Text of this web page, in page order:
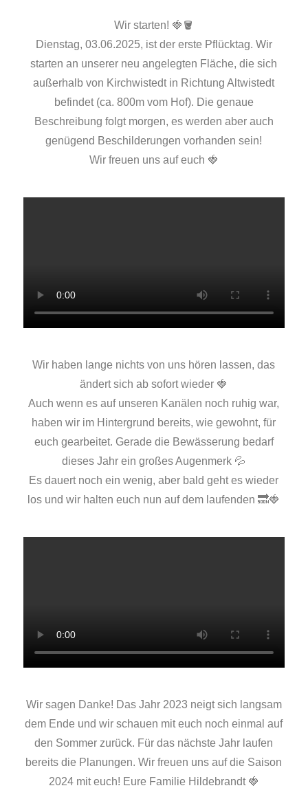
Wir starten! 🍓🪣
Dienstag, 03.06.2025, ist der erste Pflücktag. Wir
starten an unserer neu angelegten Fläche, die sich
außerhalb von Kirchwistedt in Richtung Altwistedt
befindet (ca. 800m vom Hof). Die genaue
Beschreibung folgt morgen, es werden aber auch
genügend Beschilderungen vorhanden sein!
Wir freuen uns auf euch 🍓
Wir haben lange nichts von uns hören lassen, das
ändert sich ab sofort wieder 🍓
Auch wenn es auf unseren Kanälen noch ruhig war,
haben wir im Hintergrund bereits, wie gewohnt, für
euch gearbeitet. Gerade die Bewässerung bedarf
dieses Jahr ein großes Augenmerk 💦
Es dauert noch ein wenig, aber bald geht es wieder
los und wir halten euch nun auf dem laufenden 🔜🍓
Wir sagen Danke! Das Jahr 2023 neigt sich langsam
dem Ende und wir schauen mit euch noch einmal auf
den Sommer zurück. Für das nächste Jahr laufen
bereits die Planungen. Wir freuen uns auf die Saison
2024 mit euch! Eure Familie Hildebrandt 🍓